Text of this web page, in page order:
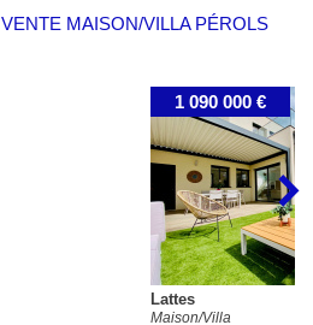
VENTE MAISON/VILLA PÉROLS